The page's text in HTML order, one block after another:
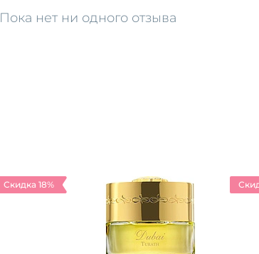
Пока нет ни одного отзыва
Скидка 18%